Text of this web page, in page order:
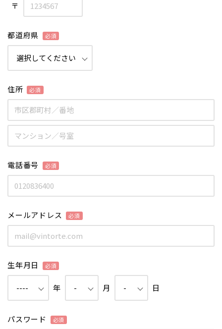
〒
都道府県
住所
電話番号
メールアドレス
生年月日
年 月 日
パスワード